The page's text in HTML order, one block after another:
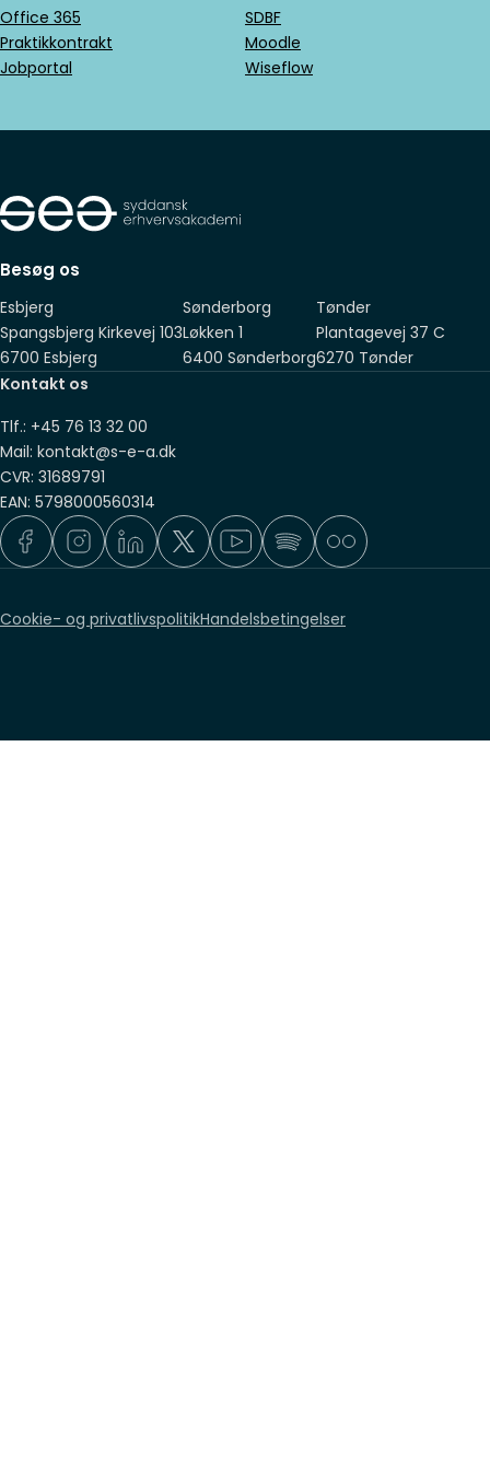
En relevant erhvervsuddannelse
En relevant grunduddannelse for voksne (GVU)
Suppleret med 2 års relevant erhvervserfaring, som du har
eksamen
så du ikke risikerer at overse denne mulighed.
Office 365
SDBF
Praktikkontrakt
Moodle
Jobportal
Wiseflow
Besøg os
Esbjerg
Spangsbjerg Kirkevej 103
6700 Esbjerg
Sønderborg
Løkken 1
6400 Sønderborg
Tønder
Plantagevej 37 C
6270 Tønder
Kontakt os
Tlf.: +45 76 13 32 00
Mail: kontakt@s-e-a.dk
CVR: 31689791
EAN: 5798000560314
Cookie- og privatlivspolitikHandelsbetingelser